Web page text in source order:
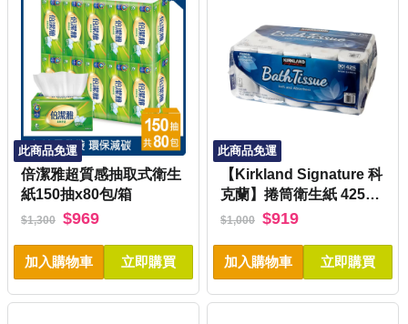
此商品免運
倍潔雅超質感抽取式衛生
紙150抽x80包/箱
$1,300 $969
加入購物車 立即購買
此商品免運
【Kirkland Signature 科
克蘭】捲筒衛生紙 425張
x30捲
$1,000 $919
加入購物車 立即購買